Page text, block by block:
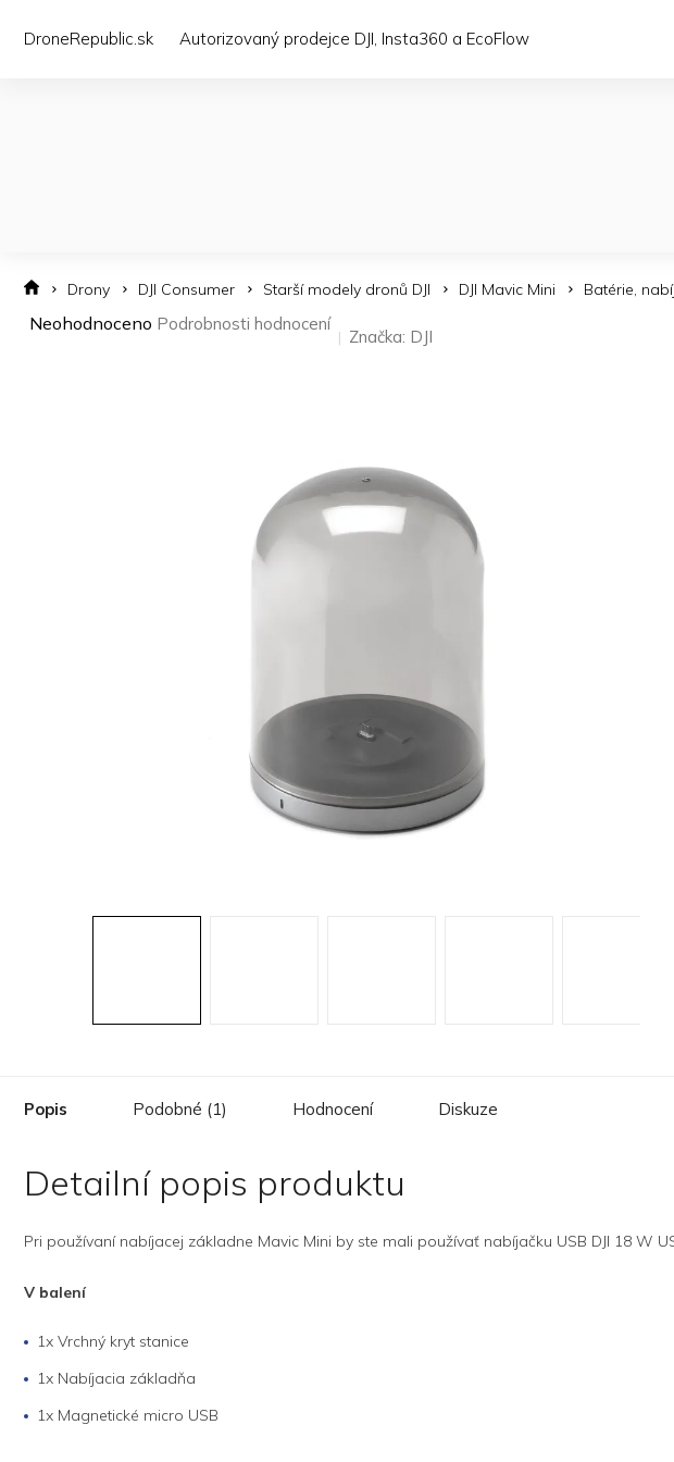
DroneRepublic.sk Autorizovaný prodejce DJI, Insta360 a EcoFlow
Drony DJI Consumer Starší modely dronů DJI DJI Mavic Mini Batérie,
Průměrné
Neohodnoceno Podrobnosti hodnocení
Značka: DJI
Popis Podobné (1) Hodnocení Diskuze
Detailní popis produktu
Pri používaní nabíjacej základne Mavic Mini by ste mali používať nabíjačku USB DJI 18 W
V balení
1x Vrchný kryt stanice
1x Nabíjacia základňa
1x Magnetické micro USB